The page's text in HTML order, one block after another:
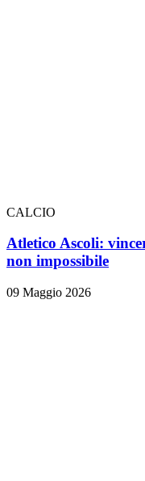
CALCIO
Atletico Ascoli:
non impossibile
09 Maggio 2026